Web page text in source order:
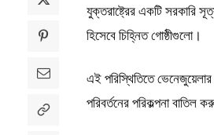
যুক্তরাষ্ট্রের একটি সরকারি
হিসেবে চিহ্নিত গোষ্ঠীগুলো।
এই পরিস্থিতিতে
পরিবর্তনের পরিকল্পনা